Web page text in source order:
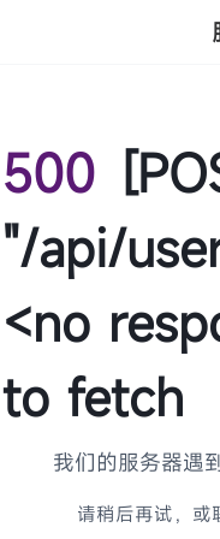
500
"/api/
<no
to fetch
我们的服务器遇
请稍后再试，或